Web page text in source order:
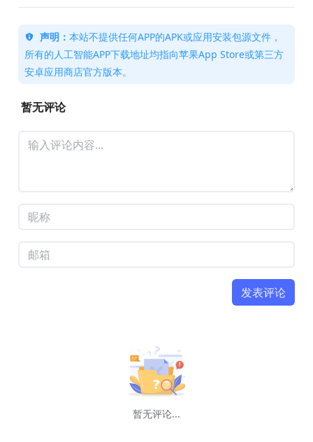
声明：本站不提供任何APP的APK或应用安装包源文件，
所有的人工智能APP下载地址均指向苹果App Store或第三方
安卓应用商店官方版本。
暂无评论
发表评论
暂无评论...